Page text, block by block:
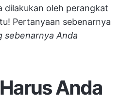
dilakukan oleh perangkat
Pertanyaan sebenarnya
sebenarnya Anda
Anda